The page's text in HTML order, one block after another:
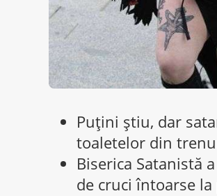
Puțini știu, dar
toaletelor din
Biserica Satanistă
de cruci întoarse